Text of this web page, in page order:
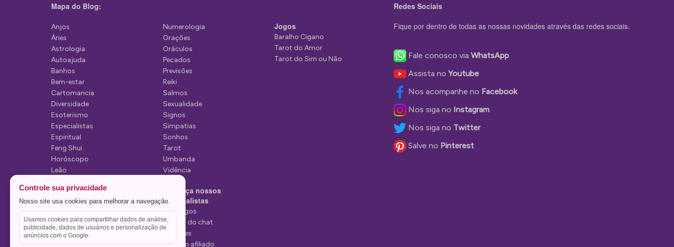
ç
ã
o
d
e
P
o
s
t
Mapa do Blog:
Anjos
Áries
Astrologia
Autoajuda
Banhos
Bem-estar
Cartomancia
Diversidade
Esoterismo
Especialistas
Espiritual
Feng Shui
Horóscopo
Leão
Mediunidade
Mensagens
Numerologia
Orações
Oráculos
Pecados
Previsões
Reiki
Salmos
Sexualidade
Signos
Simpatias
Sonhos
Tarot
Umbanda
Vidência
Conheça nossos
Especialistas
Tarólogos
Estelas do chat
Videntes
Seja um afiliado
Jogos
Baralho Cigano
Tarot do Amor
Tarot do Sim ou Não
Redes Sociais
Fique por dentro de todas as nossas novidades através das redes sociais.
Fale conosco via WhatsApp
Assista noYoutube
Nos acompanhe no Facebook
Nos siga no Instagram
Nos siga no Twitter
Salve no Pinterest
Controle sua privacidade
Nosso site usa cookies para melhorar a navegação.
Usamos cookies para compartilhar dados de análise,
publicidade, dados de usuários e personalização de
anúncios com o Google.